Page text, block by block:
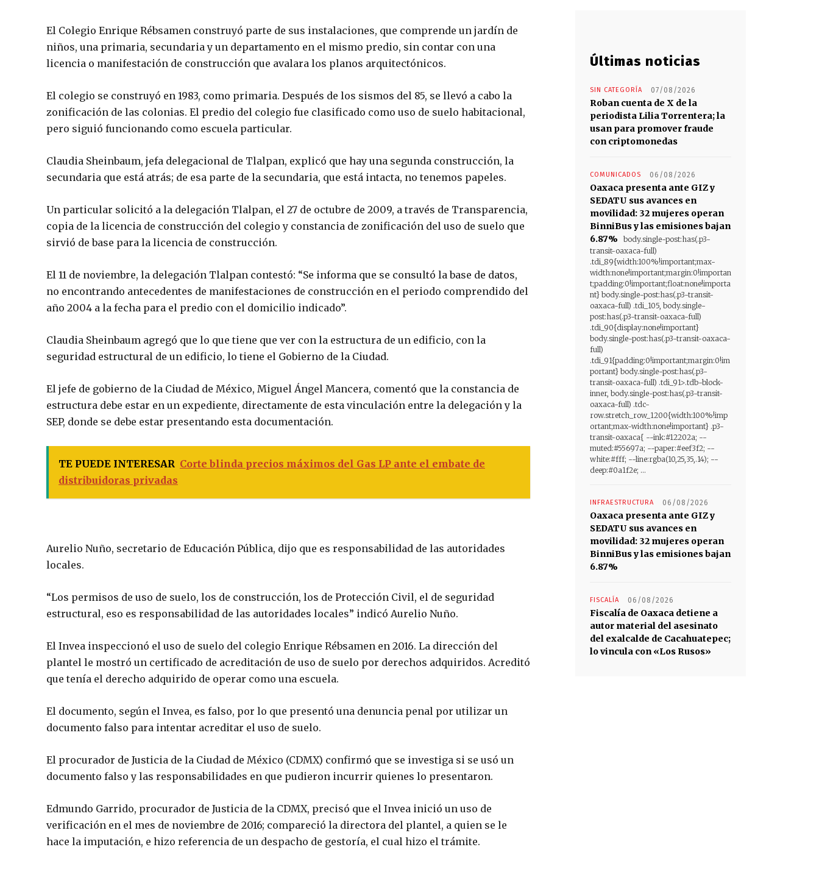
El Colegio Enrique Rébsamen construyó parte de sus instalaciones, que comprende un jardín de
niños, una primaria, secundaria y un departamento en el mismo predio, sin contar con una
licencia o manifestación de construcción que avalara los planos arquitectónicos.
El colegio se construyó en 1983, como primaria. Después de los sismos del 85, se llevó a cabo la
zonificación de las colonias. El predio del colegio fue clasificado como uso de suelo habitacional,
pero siguió funcionando como escuela particular.
Claudia Sheinbaum, jefa delegacional de Tlalpan, explicó que hay una segunda construcción, la
secundaria que está atrás; de esa parte de la secundaria, que está intacta, no tenemos papeles.
Un particular solicitó a la delegación Tlalpan, el 27 de octubre de 2009, a través de Transparencia,
copia de la licencia de construcción del colegio y constancia de zonificación del uso de suelo que
sirvió de base para la licencia de construcción.
El 11 de noviembre, la delegación Tlalpan contestó: “Se informa que se consultó la base de datos,
no encontrando antecedentes de manifestaciones de construcción en el periodo comprendido del
año 2004 a la fecha para el predio con el domicilio indicado”.
Claudia Sheinbaum agregó que lo que tiene que ver con la estructura de un edificio, con la
seguridad estructural de un edificio, lo tiene el Gobierno de la Ciudad.
El jefe de gobierno de la Ciudad de México, Miguel Ángel Mancera, comentó que la constancia de
estructura debe estar en un expediente, directamente de esta vinculación entre la delegación y la
SEP, donde se debe estar presentando esta documentación.
TE PUEDE INTERESAR Corte blinda precios máximos del Gas LP ante el embate de
distribuidoras privadas
Aurelio Nuño, secretario de Educación Pública, dijo que es responsabilidad de las autoridades
locales.
“Los permisos de uso de suelo, los de construcción, los de Protección Civil, el de seguridad
estructural, eso es responsabilidad de las autoridades locales” indicó Aurelio Nuño.
El Invea inspeccionó el uso de suelo del colegio Enrique Rébsamen en 2016. La dirección del
plantel le mostró un certificado de acreditación de uso de suelo por derechos adquiridos. Acreditó
que tenía el derecho adquirido de operar como una escuela.
El documento, según el Invea, es falso, por lo que presentó una denuncia penal por utilizar un
documento falso para intentar acreditar el uso de suelo.
El procurador de Justicia de la Ciudad de México (CDMX) confirmó que se investiga si se usó un
documento falso y las responsabilidades en que pudieron incurrir quienes lo presentaron.
Edmundo Garrido, procurador de Justicia de la CDMX, precisó que el Invea inició un uso de
verificación en el mes de noviembre de 2016; compareció la directora del plantel, a quien se le
hace la imputación, e hizo referencia de un despacho de gestoría, el cual hizo el trámite.
Últimas noticias
SIN CATEGORÍA 07/08/2026
Roban cuenta de X de la
periodista Lilia Torrentera; la
usan para promover fraude
con criptomonedas
COMUNICADOS 06/08/2026
Oaxaca presenta ante GIZ y
SEDATU sus avances en
movilidad: 32 mujeres operan
BinniBus y las emisiones bajan
6.87%
body.single-post:has(.p3-
transit-oaxaca-full)
.tdi_89{width:100%!important;max-
width:none!important;margin:0!importan
t;padding:0!important;float:none!importa
nt} body.single-post:has(.p3-transit-
oaxaca-full) .tdi_105, body.single-
post:has(.p3-transit-oaxaca-full)
.tdi_90{display:none!important}
body.single-post:has(.p3-transit-oaxaca-
full)
.tdi_91{padding:0!important;margin:0!im
portant} body.single-post:has(.p3-
transit-oaxaca-full) .tdi_91>.tdb-block-
inner, body.single-post:has(.p3-transit-
oaxaca-full) .tdc-
row.stretch_row_1200{width:100%!imp
ortant;max-width:none!important} .p3-
transit-oaxaca{ --ink:#12202a; --
muted:#55697a; --paper:#eef3f2; --
white:#fff; --line:rgba(10,25,35,.14); --
deep:#0a1f2e; ...
INFRAESTRUCTURA 06/08/2026
Oaxaca presenta ante GIZ y
SEDATU sus avances en
movilidad: 32 mujeres operan
BinniBus y las emisiones bajan
6.87%
FISCALÍA 06/08/2026
Fiscalía de Oaxaca detiene a
autor material del asesinato
del exalcalde de Cacahuatepec;
lo vincula con «Los Rusos»